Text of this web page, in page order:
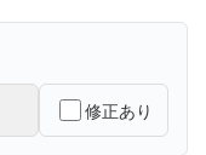
修正あり